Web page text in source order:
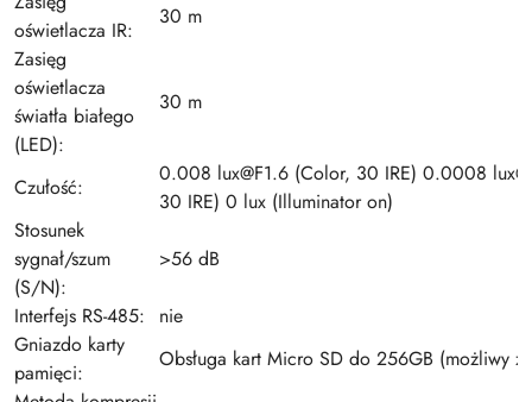
oświetlacza IR:
30 m
Zasięg
oświetlacza
światła białego
(LED):
30 m
Czułość:
0.008 lux@F1.6 (Color, 30 IRE) 0.0008
30 IRE) 0 lux (Illuminator on)
Stosunek
sygnał/szum
(S/N):
>56 dB
Interfejs RS-485:
nie
Gniazdo karty
pamięci:
Obsługa kart Micro SD do 256GB (możliwy